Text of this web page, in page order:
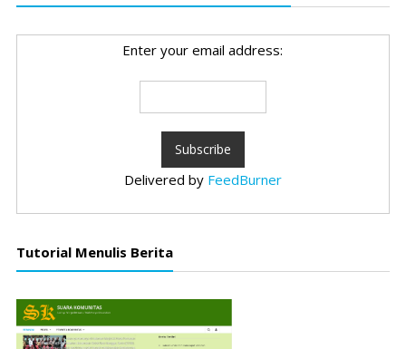
Enter your email address:
Delivered by FeedBurner
Tutorial Menulis Berita